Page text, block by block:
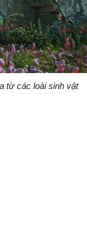
từ các loài sinh vật